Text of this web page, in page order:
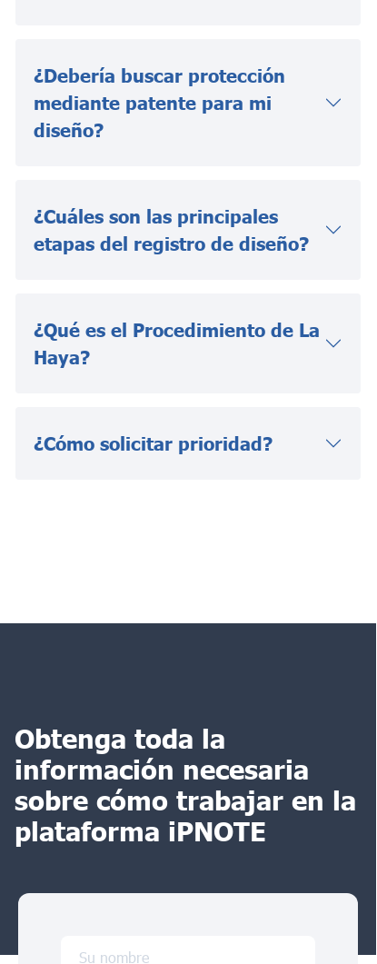
¿Debería buscar protección
mediante patente para mi
diseño?
¿Cuáles son las principales
etapas del registro de diseño?
¿Qué es el Procedimiento de La
Haya?
¿Cómo solicitar prioridad?
Obtenga toda la
información necesaria
sobre cómo trabajar en la
plataforma iPNOTE
Su nombre